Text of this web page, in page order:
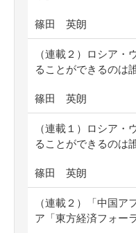
篠田 英朗
（連載２）ロシア
ることができるのは
篠田 英朗
（連載１）ロシア
ることができるのは
篠田 英朗
（連載２）「中国
ア「東方経済フォー